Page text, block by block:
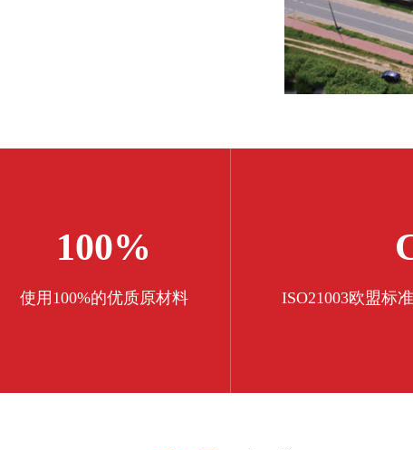
100%
使用100%的优质原材料 ISO21003欧盟标